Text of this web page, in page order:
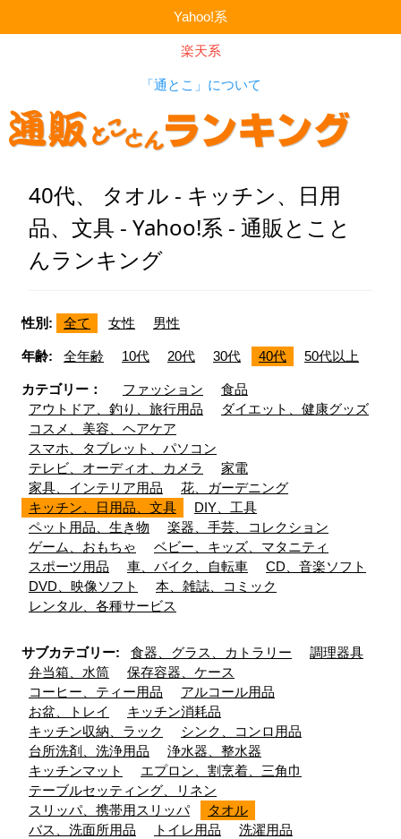
Yahoo!系
楽天系
「通とこ」について
40代、 タオル - キッチン、日用
品、文具 - Yahoo!系 - 通販とこと
んランキング
性別: 全て 女性 男性
年齢: 全年齢 10代 20代 30代 40代 50代以上
カテゴリー： ファッション
食品
アウトドア、釣り、旅行用品
ダイエット、健康グッズ
コスメ、美容、ヘアケア
スマホ、タブレット、パソコン
テレビ、オーディオ、カメラ
家電
家具、インテリア用品
花、ガーデニング
キッチン、日用品、文具
DIY、工具
ペット用品、生き物
楽器、手芸、コレクション
ゲーム、おもちゃ
ベビー、キッズ、マタニティ
スポーツ用品
車、バイク、自転車
CD、音楽ソフト
DVD、映像ソフト
本、雑誌、コミック
レンタル、各種サービス
サブカテゴリー: 食器、グラス、カトラリー
調理器具
弁当箱、水筒
保存容器、ケース
コーヒー、ティー用品
アルコール用品
お盆、トレイ
キッチン消耗品
キッチン収納、ラック
シンク、コンロ用品
台所洗剤、洗浄用品
浄水器、整水器
キッチンマット
エプロン、割烹着、三角巾
テーブルセッティング、リネン
スリッパ、携帯用スリッパ
タオル
バス、洗面所用品
トイレ用品
洗濯用品